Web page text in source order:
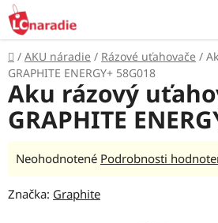
Prejsť
na
obsah
Domov
/ AKU náradie / Rázové uťahovače /
GRAPHITE ENERGY+ 58G018
Aku rázový
GRAPHITE
Priemerné
produktu
Neohodnotené Podrobnosti
Značka: Graphite